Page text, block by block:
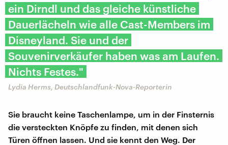
ein Dirndl und das gleiche künstliche
Dauerlächeln wie alle Cast-Members im
Disneyland. Sie und der
Souvenirverkäufer haben was am Laufen.
Nichts Festes."
Lydia Herms, Deutschlandfunk-Nova-Reporterin
Sie braucht keine Taschenlampe, um in der Finsternis
die versteckten Knöpfe zu finden, mit denen sich
Türen öffnen lassen. Und sie kennt den Weg. Der